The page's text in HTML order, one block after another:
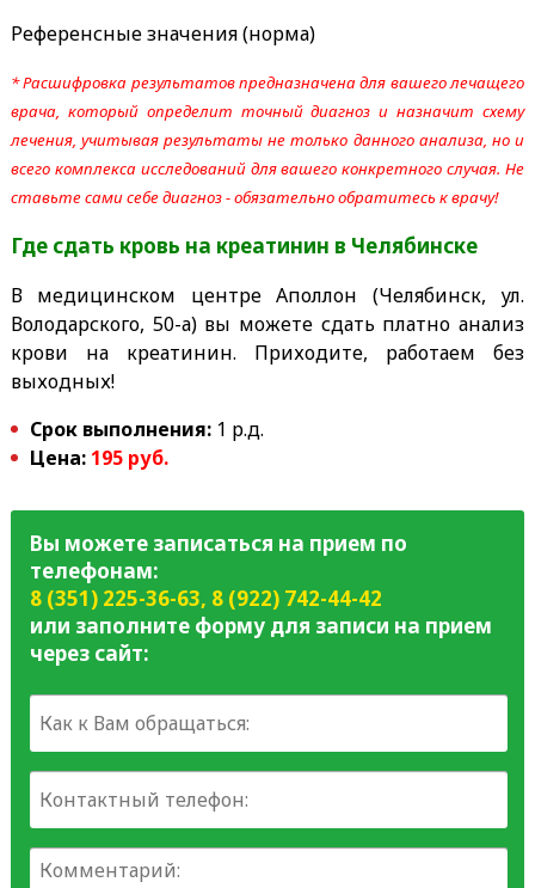
Референсные значения (норма)
* Расшифровка результатов предназначена для вашего лечащего
врача, который определит точный диагноз и назначит схему
лечения, учитывая результаты не только данного анализа, но и
всего комплекса исследований для вашего конкретного случая. Не
ставьте сами себе диагноз - обязательно обратитесь к врачу!
Где сдать кровь на креатинин в Челябинске
В медицинском центре Аполлон (Челябинск, ул.
Володарского, 50-а) вы можете сдать платно анализ
крови на креатинин. Приходите, работаем без
выходных!
Срок выполнения:1 р.д.
Цена: 195руб.
Вы можете записаться на прием по
телефонам:
8 (351) 225-36-63, 8 (922) 742-44-42
или заполните форму для записи на прием
через сайт: